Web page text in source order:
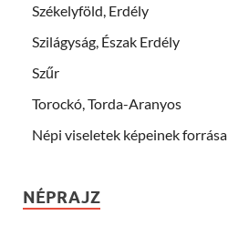
Székelyföld, Erdély
Szilágyság, Észak Erdély
Szűr
Torockó, Torda-Aranyos
Népi viseletek képeinek forrása
NÉPRAJZ